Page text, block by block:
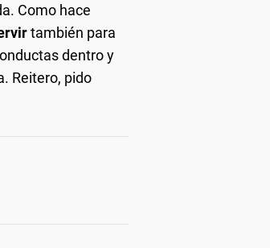
Como hace
también para
dentro y
Reitero, pido